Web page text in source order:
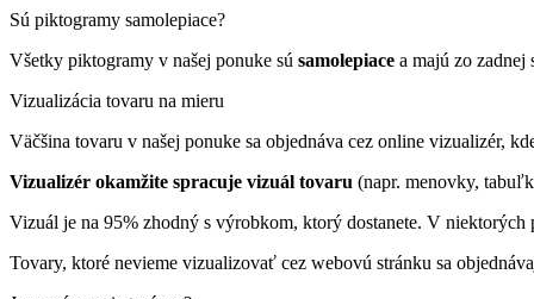
Sú piktogramy samolepiace?
Všetky piktogramy v našej ponuke sú samolepiace a majú zo zadnej
Vizualizácia tovaru na mieru
Väčšina tovaru v našej ponuke sa objednáva cez online vizualizér,
Vizualizér okamžite spracuje vizuál tovaru (napr. menovky,
Vizuál je na 95% zhodný s výrobkom, ktorý dostanete. V
Tovary, ktoré nevieme vizualizovať cez webovú stránku sa